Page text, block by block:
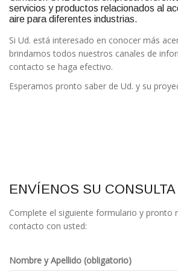
servicios y productos relacionados al
aire para diferentes industrias.
Si Ud. está interesado en conocer más
brindamos todos nuestros canales de
contacto se haga efectivo.
Esperamos pronto saber de Ud. y su
ENVÍENOS SU CONSULTA
Complete el siguiente formulario y pronto
contacto con usted:
Nombre y Apellido (obligatorio)